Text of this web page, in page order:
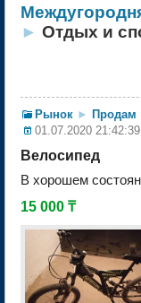
► Отдых и
Рынок ► Продам
01.07.2020 21:42:39
Велосипед
В хорошем
15 000 ₸